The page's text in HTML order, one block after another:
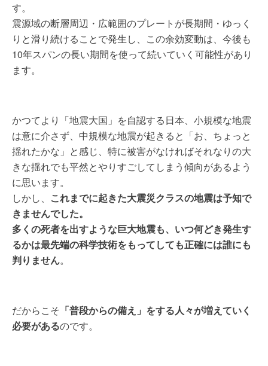
す。
震源域の断層周辺・広範囲のプレートが長期間・ゆっく
りと滑り続けることで発生し、この余効変動は、今後も
10年スパンの長い期間を使って続いていく可能性があり
ます。
かつてより「地震大国」を自認する日本、小規模な地震
は意に介さず、中規模な地震が起きると「お、ちょっと
揺れたかな」と感じ、特に被害がなければそれなりの大
きな揺れでも平然とやりすごしてしまう傾向があるよう
に思います。
しかし、 これまでに起きた大震災クラスの地震は予知で
きませんでした。
多くの死者を出すような巨大地震も、いつ何どき発生す
るかは最先端の科学技術をもってしても正確には誰にも
判りません。
だからこそ 「普段からの備え」をする人々が増えていく
必要があるのです。